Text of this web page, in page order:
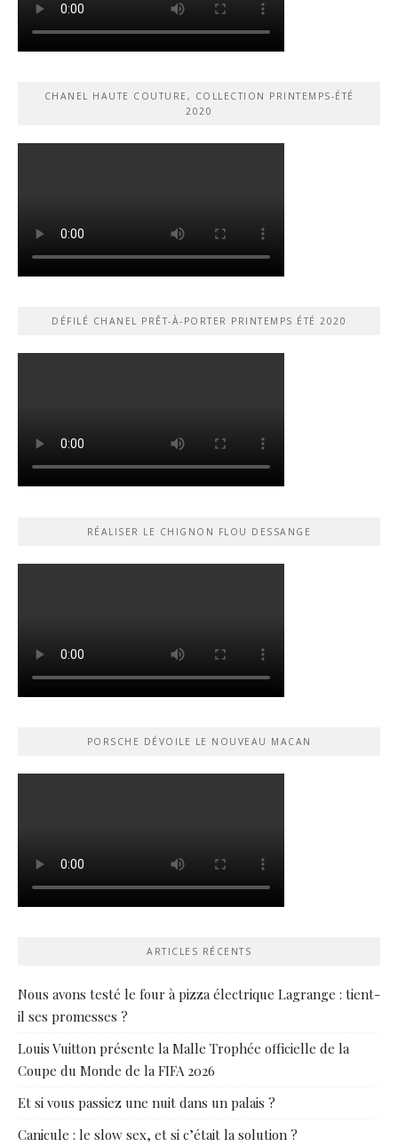
CHANEL HAUTE COUTURE, COLLECTION PRINTEMPS-ÉTÉ
2020
DÉFILÉ CHANEL PRÊT-À-PORTER PRINTEMPS ÉTÉ 2020
RÉALISER LE CHIGNON FLOU DESSANGE
PORSCHE DÉVOILE LE NOUVEAU MACAN
ARTICLES RÉCENTS
Nous avons testé le four à pizza électrique Lagrange : tient-
il ses promesses ?
Louis Vuitton présente la Malle Trophée officielle de la
Coupe du Monde de la FIFA 2026
Et si vous passiez une nuit dans un palais ?
Canicule : le slow sex, et si c’était la solution ?